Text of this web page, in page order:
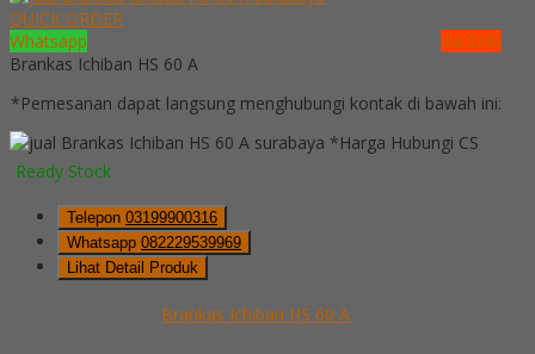
QUICK ORDER
Whatsapp
via SMS
Brankas Ichiban HS 60 A
*Pemesanan dapat langsung menghubungi kontak di bawah ini:
*Harga Hubungi CS
Ready Stock
Telepon 03199900316
Whatsapp 082229539969
Lihat Detail Produk
Brankas Ichiban HS 60 A